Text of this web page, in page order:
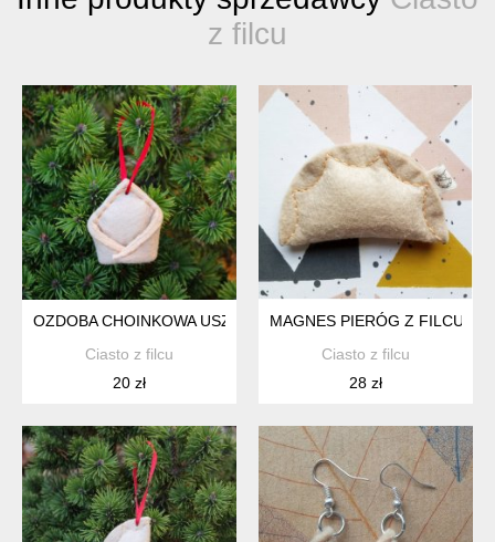
z filcu
OZDOBA CHOINKOWA USZKO Z FILCU
Ciasto z filcu
20 zł
MAGNES PIERÓG Z FILCU
Ciasto z filcu
28 zł